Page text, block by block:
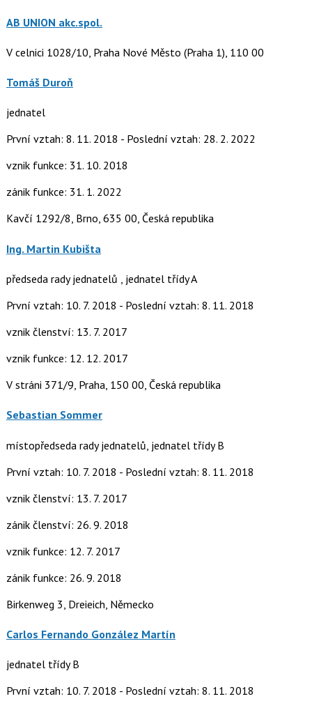
AB UNION akc.spol.
V celnici 1028/10, Praha Nové Město (Praha 1), 110 00
Tomáš Duroň
jednatel
První vztah: 8. 11. 2018 - Poslední vztah: 28. 2. 2022
vznik funkce: 31. 10. 2018
zánik funkce: 31. 1. 2022
Kavčí 1292/8, Brno, 635 00, Česká republika
Ing. Martin Kubišta
předseda rady jednatelů , jednatel třídy A
První vztah: 10. 7. 2018 - Poslední vztah: 8. 11. 2018
vznik členství: 13. 7. 2017
vznik funkce: 12. 12. 2017
V stráni 371/9, Praha, 150 00, Česká republika
Sebastian Sommer
místopředseda rady jednatelů, jednatel třídy B
První vztah: 10. 7. 2018 - Poslední vztah: 8. 11. 2018
vznik členství: 13. 7. 2017
zánik členství: 26. 9. 2018
vznik funkce: 12. 7. 2017
zánik funkce: 26. 9. 2018
Birkenweg 3, Dreieich, Německo
Carlos Fernando González Martín
jednatel třídy B
První vztah: 10. 7. 2018 - Poslední vztah: 8. 11. 2018